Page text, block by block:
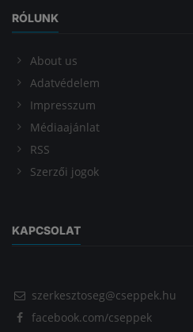
RÓLUNK
About us
Adatvédelem
Impresszum
Médiaajánlat
RSS
Szerzői jogok
KAPCSOLAT
szerkesztoseg@cseppek.hu
facebook.com/cseppek